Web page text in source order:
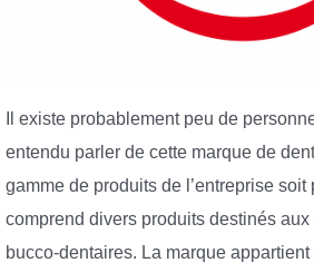
Il existe probablement peu de
entendu parler de cette marque de
gamme de produits de l’entreprise soit
comprend divers produits destinés
bucco-dentaires. La marque